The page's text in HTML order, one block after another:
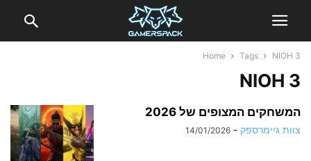
Home Tags NIOH 3
NIOH 3
המשחקים המצופים של 2026
צוות גיימרספק -
14/01/2026